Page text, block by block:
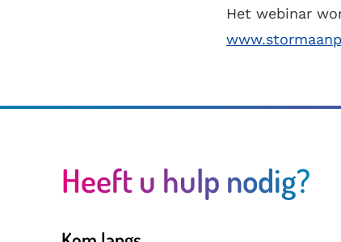
Het webinar
Heeft u hulp nodig?